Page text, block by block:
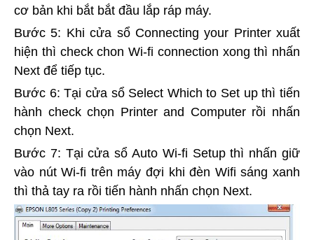
cơ bản khi bắt bắt đầu lắp ráp máy.
Bước 5: Khi cửa sổ Connecting your Printer xuất
hiện thì check chon Wi-fi connection xong thì nhấn
Next để tiếp tục.
Bước 6: Tại cửa sổ Select Which to Set up thì tiến
hành check chọn Printer and Computer rồi nhấn
chọn Next.
Bước 7: Tại cửa sổ Auto Wi-fi Setup thì nhấn giữ
vào nút Wi-fi trên máy đợi khi đèn Wifi sáng xanh
thì thả tay ra rồi tiến hành nhấn chọn Next.